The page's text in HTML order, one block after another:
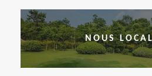
NOUS